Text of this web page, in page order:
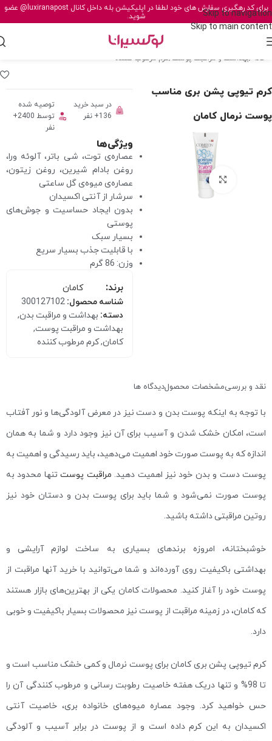
Skip to navigation
Skip to main content
برای کد رهگیری سفارش های خود لطفا در اپلیکیشن بله داخل کانال@luxiranapost عضو
شوید.
خانه /بهداشت و مراقبت پوست /کرم مرطوب کننده
کرم تیوپی پشن بری مناسب
پوست نرمال کامان
برای بزرگنمایی کلیک کنید
در سبد خرید
136+ نفر
توصیه شده
توسط 2400+
نفر
ویژگی‌ها
عصاره‌ی توت، شی باتر، آلوئه ورا،
روغن بادام شیرین، روغن زیتون،
عصاره‌ی میوه‌ی گل ساعتی
سرشار از آنتی اکسیدان
بدون ایجاد حساسیت و جوش‌های
پوستی
بسیار سبک
با قابلیت جذب بسیار سریع
وزن: 86 گرم
برند:
کامان
شناسه محصول: 300127102
دسته: بهداشت و مراقبت بدن,
بهداشت و مراقبت پوست,
کامان,کرم مرطوب کننده
نقد و بررسیمشخصات محصولدیدگاه ها
با توجه به اینکه پوست بدن و دست نیز در معرض آلودگی‌ها و نور آفتاب
است، امکان خشک شدن و آسیب برای آن نیز وجود دارد و شما به همان
اندازه که به پوست صورت خود اهمیت می‌دهید، باید رسیدگی و اهمیت به
پوست دست و بدن خود نیز اهمیت دهید. مراقبت پوستتنها محدود به
پوست صورت نمی‌شود و شما باید برای پوست بدن و دستان خود نیز
روتین مراقبتی داشته باشید.
خوشبختانه،‌ امروزه برندهای بسیاری به ساخت لوازم آرایشی و
بهداشتی باکیفیت روی آورده‌اند و شما می‌توانید با خرید آنها مراقبت از
پوست خود را آغاز کنید. محصولات کامان یکی از بهترین‌های بازار هستند
که کامان، در زمینه مراقبت از پوست نیز محصولات بسیار باکیفیت و خوبی
دارد.
کرم تيوپی پشن بری کامان برای پوست نرمال و کمی خشک مناسب است و
تا 98% و تنها دریک هفته خاصیت رطوبت رسانی و مرطوب کنندگی آن را
حس خواهید کرد. وجود عصاره میوه‌های خانواده بری، خاصیت آنتی
اکسیدان به این کرم داده است و از پوست در برابر آسیب و آلودگی